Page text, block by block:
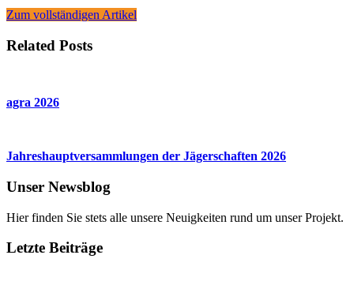
Zum vollständigen Artikel
Related Posts
agra 2026
Jahreshauptversammlungen der Jägerschaften 2026
Unser Newsblog
Hier finden Sie stets alle unsere Neuigkeiten rund um unser Projekt.
Letzte Beiträge